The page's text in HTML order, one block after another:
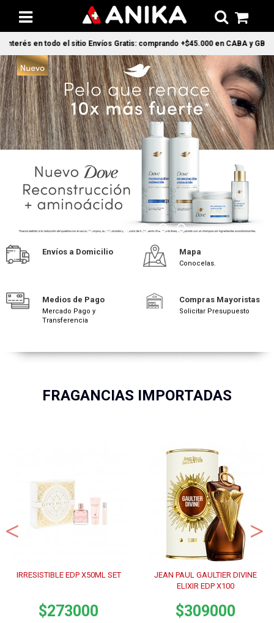
en todo el sitio Envíos Gratis: comprando +$45.000 en CABA y GBA1 y
Envíos a Domicilio Mapa
Conocelas.
Medios de Pago
Mercado Pago y
Transferencia
Compras Mayoristas
Solicitar Presupuesto
FRAGANCIAS IMPORTADAS
IRRESISTIBLE EDP X50ML SET
$273000
JEAN PAUL GAULTIER DIVINE
ELIXIR EDP X100
$309000